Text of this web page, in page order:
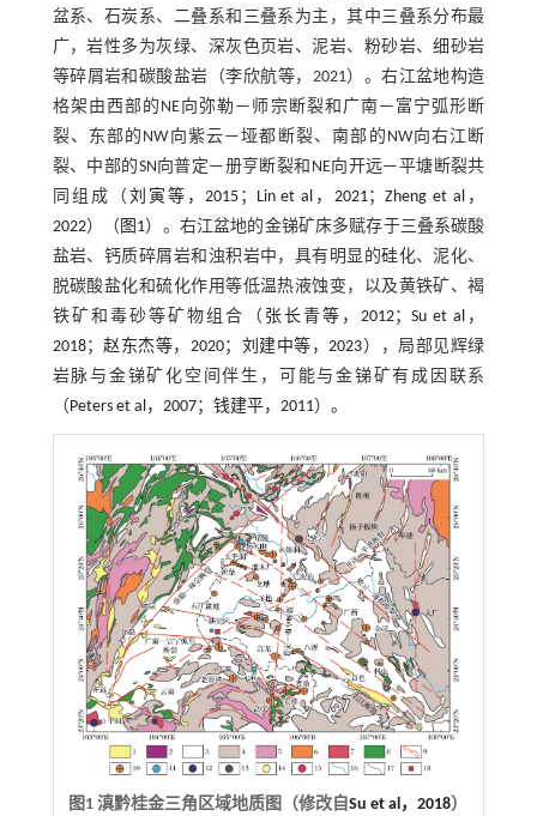
盆系、石炭系、二叠系和三叠系为主，其中三叠系分布最
广，岩性多为灰绿、深灰色页岩、泥岩、粉砂岩、细砂岩
等碎屑岩和碳酸盐岩（李欣航等，2021）。右江盆地构造
格架由西部的NE向弥勒—师宗断裂和广南—富宁弧形断
裂、东部的NW向紫云—垭都断裂、南部的NW向右江断
裂、中部的SN向普定—册亨断裂和NE向开远—平塘断裂共
同组成（ 刘寅等，2015 ； Lin et al，2021；Zheng et al，
2022）（ 图1）。右江盆地的金锑矿床多赋存于三叠系碳酸
盐岩、钙质碎屑岩和浊积岩中，具有明显的硅化、泥化、
脱碳酸盐化和硫化作用等低温热液蚀变，以及黄铁矿、褐
铁矿和毒砂等矿物组合（ 张长青等，2012；Su et al，
2018； 赵东杰等，2020； 刘建中等，2023），局部见辉绿
岩脉与金锑矿化空间伴生，可能与金锑矿有成因联系
（Peters et al，2007； 钱建平，2011）。
图1 滇黔桂金三角区域地质图（修改自Su et al，2018）